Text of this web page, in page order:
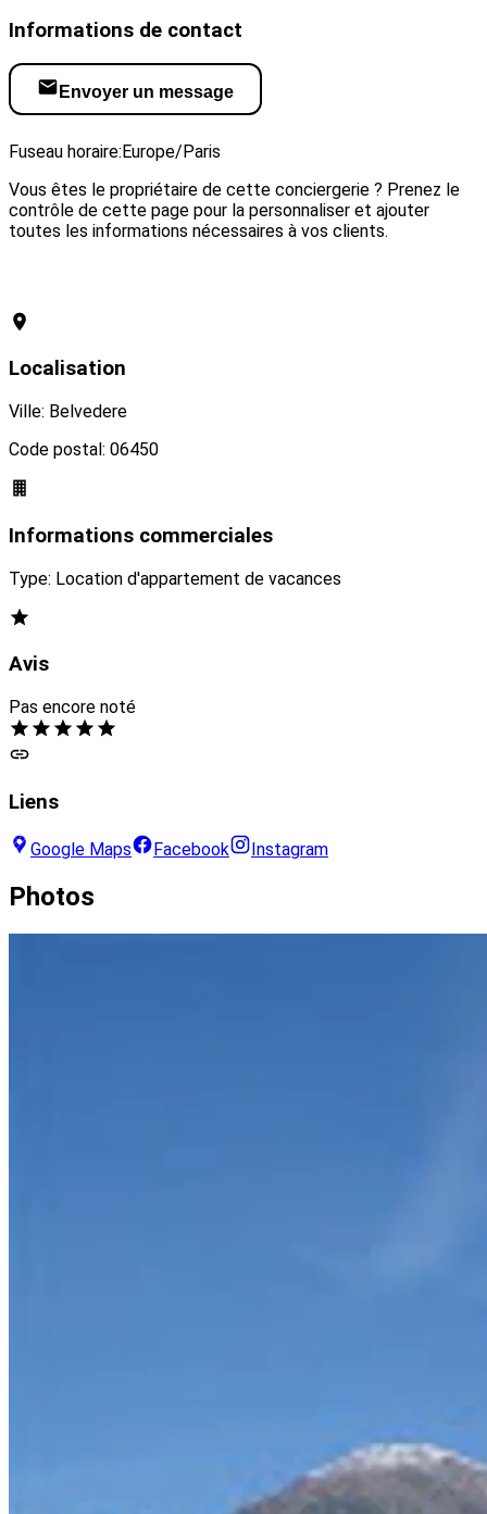
Informations de contact
Envoyer un message
Fuseau horaire:Europe/Paris
Vous êtes le propriétaire de cette conciergerie ? Prenez le
contrôle de cette page pour la personnaliser et ajouter
toutes les informations nécessaires à vos clients.
Localisation
Ville: Belvedere
Code postal: 06450
Informations commerciales
Type: Location d'appartement de vacances
Avis
Pas encore noté
Liens
Google Maps Facebook Instagram
Photos